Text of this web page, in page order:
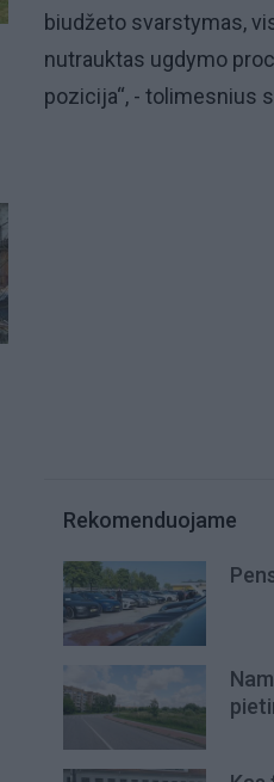
biudžeto svarstymas,
nutrauktas ugdymo
pozicija“, - tolimesnius
Rekomenduojame